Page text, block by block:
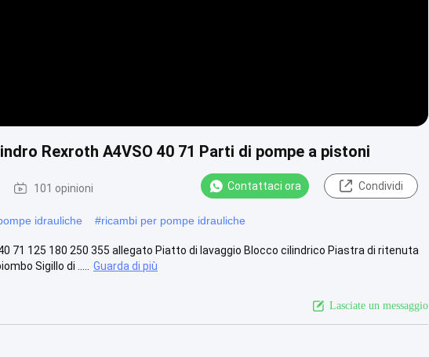
Rexroth A4VSO 40 71 Parti di pompe a pistoni
101 opinioni Contattaci ora Condividi
idrauliche #ricambi per pompe idrauliche
71 125 180 250 355 allegato Piatto di lavaggio Blocco cilindrico Piastra di ritenuta
Sigillo di .....
Guarda di più
Lasciate un messaggio